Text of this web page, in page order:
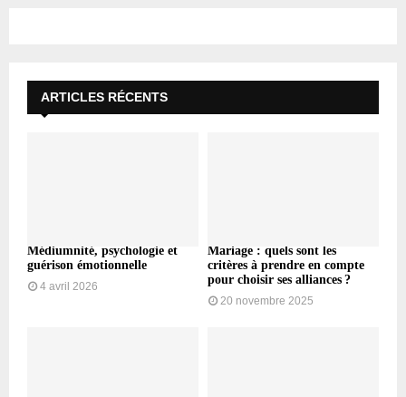
ARTICLES RÉCENTS
Médiumnité, psychologie et
guérison émotionnelle
4 avril 2026
Mariage : quels sont les
critères à prendre en compte
pour choisir ses alliances ?
20 novembre 2025